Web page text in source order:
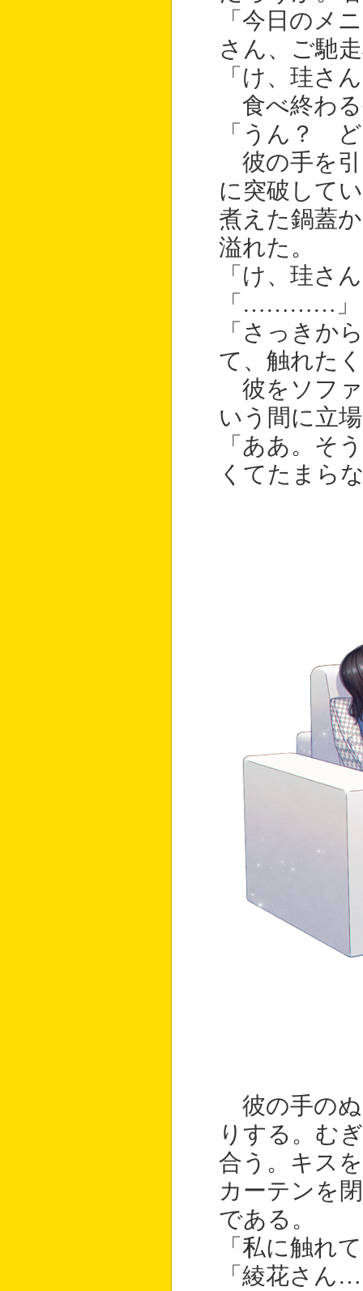
「今日のメ
さん、ご馳
「け、珪さ
食べ終わる
「うん？
彼の手を引
に突破して
煮えた鍋蓋
溢れた。
「け、珪さ
「…………」
「さっきか
て、触れた
彼をソファ
いう間に立
「ああ。そ
くてたまら
彼の手のぬ
りする。む
合う。キス
カーテンを
である。
「私に触れ
「綾花さん